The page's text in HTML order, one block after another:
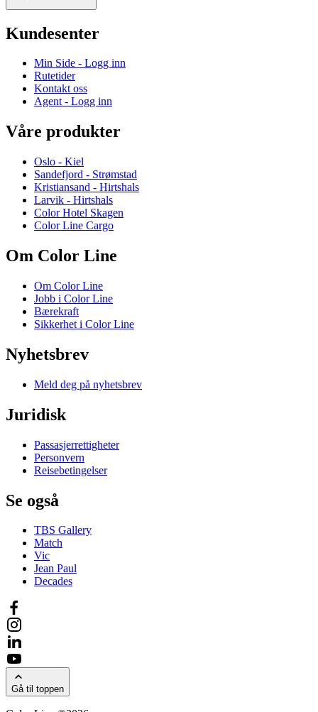
Kundesenter
Min Side - Logg inn
Rutetider
Kontakt oss
Agent - Logg inn
Våre produkter
Oslo - Kiel
Sandefjord - Strømstad
Kristiansand - Hirtshals
Larvik - Hirtshals
Color Hotel Skagen
Color Line Cargo
Om Color Line
Om Color Line
Jobb i Color Line
Bærekraft
Sikkerhet i Color Line
Nyhetsbrev
Meld deg på nyhetsbrev
Juridisk
Passasjerrettigheter
Personvern
Reisebetingelser
Se også
TBS Gallery
Match
Vic
Jean Paul
Decades
Gå til toppen